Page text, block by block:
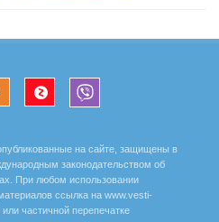
на сайте, защищены в
законодательством об
При любом использовании
ссылка на www.vesti-
частичной перепечатке